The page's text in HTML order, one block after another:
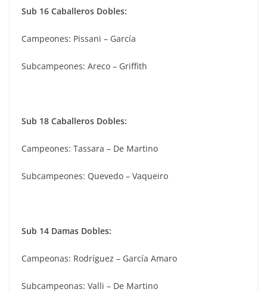
Sub 16 Caballeros Dobles:
Campeones: Pissani – García
Subcampeones: Areco – Griffith
Sub 18 Caballeros Dobles:
Campeones: Tassara – De Martino
Subcampeones: Quevedo – Vaqueiro
Sub 14 Damas Dobles:
Campeonas: Rodríguez – García Amaro
Subcampeonas: Valli – De Martino